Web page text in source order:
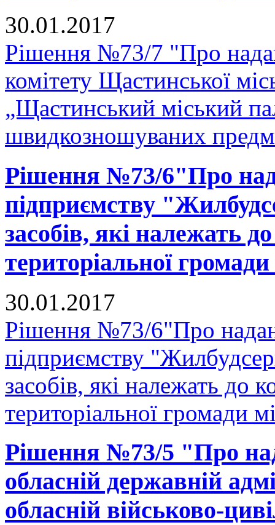
30.01.2017
Рішення №73/7 "Про
комітету Щастинської
„Щастинський міський
швидкозношуваних
Рішення №73/6"Про
підприємству
засобів, які належать
територіальної
30.01.2017
Рішення №73/6"Про
підприємству
засобів, які належать до
територіальної громади
Рішення №73/5 "Про
обласній державній
обласній військово-